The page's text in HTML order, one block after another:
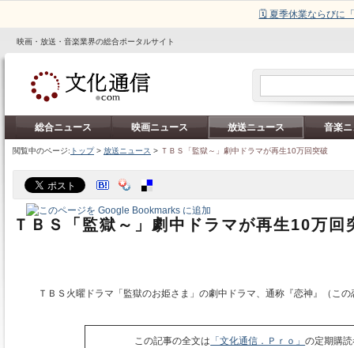
🗓️ 夏季休業ならびに
映画・放送・音楽業界の総合ポータルサイト
総合ニュース 映画ニュース 放送ニュース 音楽
閲覧中のページ: トップ> 放送ニュース > ＴＢＳ「監獄～」劇中ドラマが再生10万回突破
ＴＢＳ「監獄～」劇中ドラマが再生10万回
ＴＢＳ火曜ドラマ「監獄のお姫さま」の劇中ドラマ、通称『恋神』（こ
この記事の全文は 「文化通信．Ｐｒｏ」の定期購